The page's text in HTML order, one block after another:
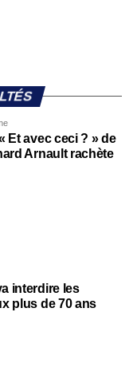
Et avec ceci ? » de
Arnault rachète
interdire les
plus de 70 ans